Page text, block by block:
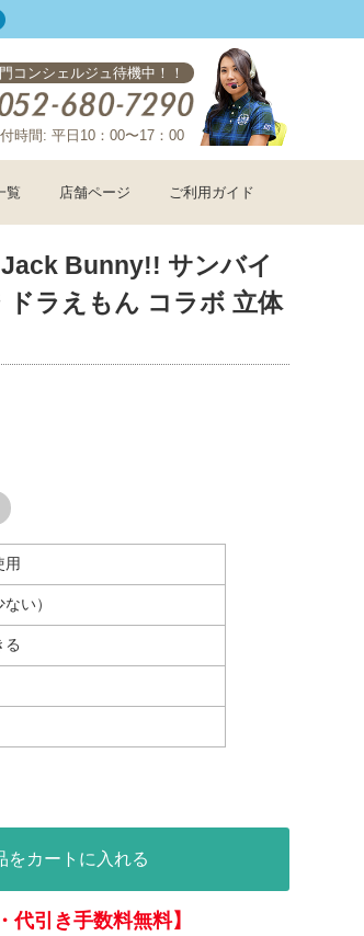
コンシェルジュ待機中！！
時間: 平日10：00〜17：00
覧 店舗ページ ご利用ガイド
Bunny!! サンバイ
ラえもん コラボ 立体
用
い）
る
をカートに入れる
代引き手数料無料】